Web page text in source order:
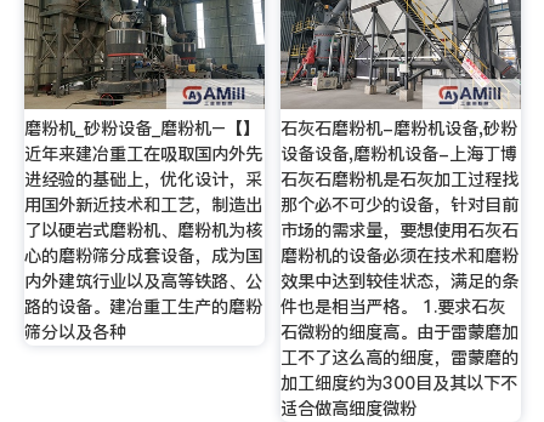
磨粉机_砂粉设备_磨粉机–【】
近年来建冶重工在吸取国内外先
进经验的基础上，优化设计，采
用国外新近技术和工艺，制造出
了以硬岩式磨粉机、磨粉机为核
心的磨粉筛分成套设备，成为国
内外建筑行业以及高等铁路、公
路的设备。建冶重工生产的磨粉
筛分以及各种
石灰石磨粉机-磨粉机设备,砂粉
设备设备,磨粉机设备-上海丁博
石灰石磨粉机是石灰加工过程找
那个必不可少的设备，针对目前
市场的需求量，要想使用石灰石
磨粉机的设备必须在技术和磨粉
效果中达到较佳状态，满足的条
件也是相当严格。 1.要求石灰
石微粉的细度高。由于雷蒙磨加
工不了这么高的细度，雷蒙磨的
加工细度约为300目及其以下不
适合做高细度微粉